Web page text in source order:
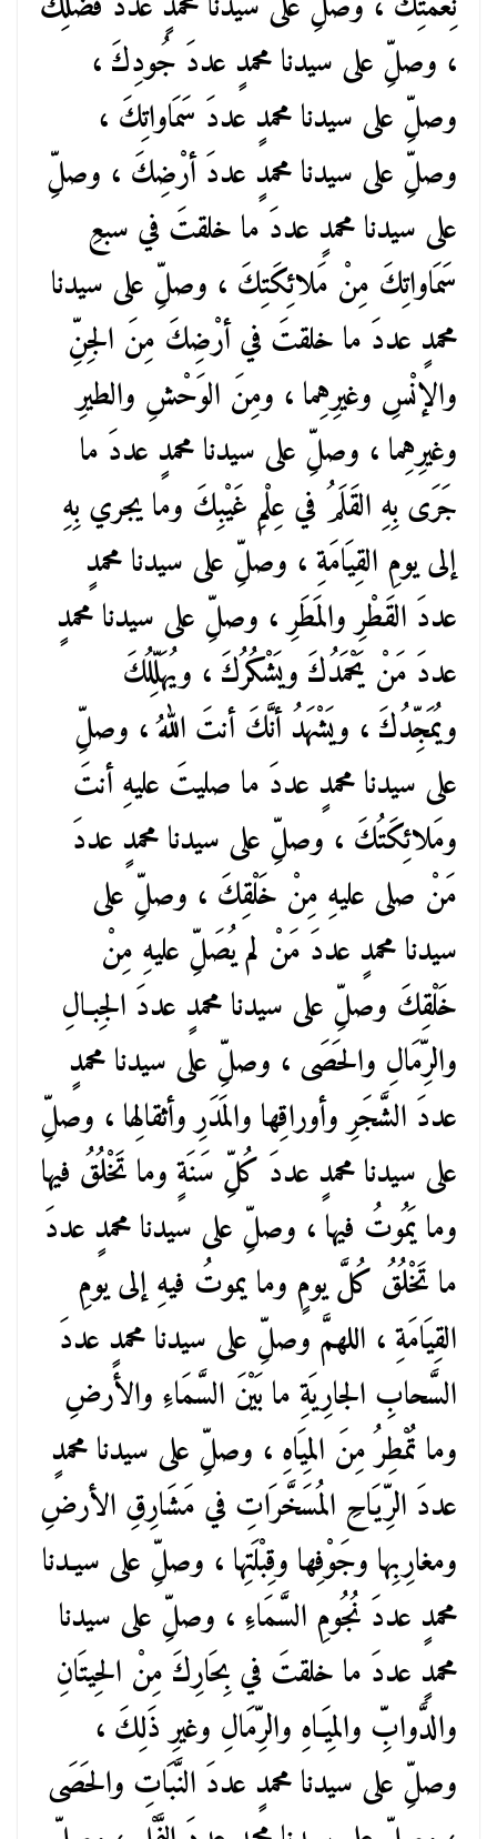
، وصلِّ على سيدنا محمدٍ عددَ جُودِكَ ،
وصلِّ على سيدنا محمدٍ عددَ سَمَاواتِكَ ،
وصلِّ على سيدنا محمدٍ عددَ أرْضِكَ ، وصلِّ
على سيدنا محمدٍ عددَ ما خلقتَ في سبعِ
سَمَاواتِكَ مِنْ مَلائِكَتِكَ ، وصلِّ على سيدنا
محمدٍ عددَ ما خلقتَ في أرْضِكَ مِنَ الجِنِّ
والإنْسِ وغيرِهِما ، ومِنَ الوَحْشِ والطيرِ
وغيرِهِما ، وصلِّ على سيدنا محمدٍ عددَ ما
جَرَى بِهِ القَلَمُ في عِلْمِ غَيْبِكَ وما يجري بِهِ
إلى يومِ القِيَامَةِ ، وصلِّ على سيدنا محمدٍ
عددَ القَطْرِ والمَطَرِ ، وصلِّ على سيدنا محمدٍ
عددَ مَنْ يَحْمَدُكَ ويَشْكُرُكَ ، ويُهَلِّلُكَ
ويُمَجِّدُكَ ، ويَشْهَدُ أنَّكَ أنتَ اللهُ ، وصلِّ
على سيدنا محمدٍ عددَ ما صليتَ عليهِ أنتَ
ومَلائِكَتُكَ ، وصلِّ على سيدنا محمدٍ عددَ
مَنْ صلى عليهِ مِنْ خَلْقِكَ ، وصلِّ على
سيدنا محمدٍ عددَ مَنْ لم يُصَلِّ عليهِ مِنْ
خَلْقِكَ وصلِّ على سيدنا محمدٍ عددَ الجِبـالِ
والرِّمَالِ والحَصَى ، وصلِّ على سيدنا محمدٍ
عددَ الشَّجَرِ وأوراقِها والمَدَرِ وأثقالِها ، وصلِّ
على سيدنا محمدٍ عددَ كُلِّ سَنَةٍ وما تَخْلُقُ فيها
وما يَمُوتُ فيها ، وصلِّ على سيدنا محمدٍ عددَ
ما تَخْلُقُ كُلَّ يومٍ وما يموتُ فيهِ إلى يومِ
القِيَامَةِ ، اللهمَّ وصلِّ على سيدنا محمدٍ عددَ
السَّحابِ الجارِيَةِ ما بَيْنَ السَّمَاءِ والأرضِ
وما تُمْطِرُ مِنَ المِيَاهِ ، وصلِّ على سيدنا محمدٍ
عددَ الرِّيَاحِ المُسَخَّرَاتِ في مَشَارِقِ الأرضِ
ومغارِبِها وجَوْفِها وقِبْلَتِها ، وصلِّ على سيـدنا
محمدٍ عددَ نُجُومِ السَّمَاءِ ، وصلِّ على سيدنا
محمدٍ عددَ ما خلقتَ في بِحَارِكَ مِنْ الحِيتَانِ
والدَّوابِّ والمِيَـاهِ والرِّمَالِ وغيرِ ذَلِكَ ،
وصلِّ على سيدنا محمدٍ عددَ النَّبَاتِ والحَصَى